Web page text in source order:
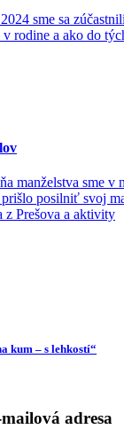
sme sa
v rodine a ako do
manželstva sme
posilniť svoj
z Prešova a aktivity
kum – s lehkostí“
mailová adresa